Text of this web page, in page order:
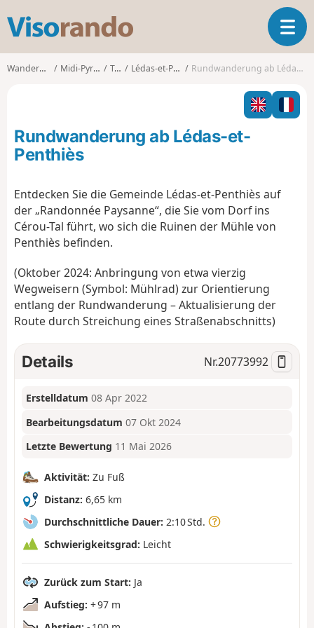
s
o
o
T
o
g
l
n
Wanderungen Midi-Pyrénées Tarn Lédas-et-Penthiès Rundwanderung ab Lédas-et-Penthiès
Rundwanderung ab Lédas-et-
Penthiès
Entdecken Sie die Gemeinde Lédas-et-Penthiès auf
der „Randonnée Paysanne“, die Sie vom Dorf ins
Cérou-Tal führt, wo sich die Ruinen der Mühle von
Penthiès befinden.
(Oktober 2024: Anbringung von etwa vierzig
Wegweisern (Symbol: Mühlrad) zur Orientierung
entlang der Rundwanderung – Aktualisierung der
Route durch Streichung eines Straßenabschnitts)
Details Nr.20773992
Erstelldatum 08 Apr 2022
Bearbeitungsdatum 07 Okt 2024
Letzte Bewertung 11 Mai 2026
Aktivität: Zu Fuß
Distanz: 6,65 km
Durchschnittliche Dauer: 2:10 Std.
Schwierigkeitsgrad: Leicht
Zurück zum Start: Ja
Aufstieg: + 97 m